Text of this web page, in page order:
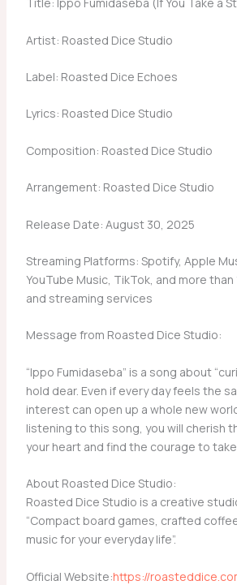
Artist: Roasted Dice Studio
Label: Roasted Dice Echoes
Lyrics: Roasted Dice Studio
Composition: Roasted Dice Studio
Arrangement: Roasted Dice Studio
Release Date: August 30, 2025
Streaming Platforms: Spotify, Apple
YouTube Music, TikTok, and more
and streaming services
Message from Roasted Dice Studio:
“Ippo Fumidaseba” is a song about
hold dear. Even if every day feels the
interest can open up a whole new
listening to this song, you will cherish
your heart and find the courage to
About Roasted Dice Studio:
Roasted Dice Studio is a creative
“Compact board games, crafted
music for your everyday life”.
Official Website:https://